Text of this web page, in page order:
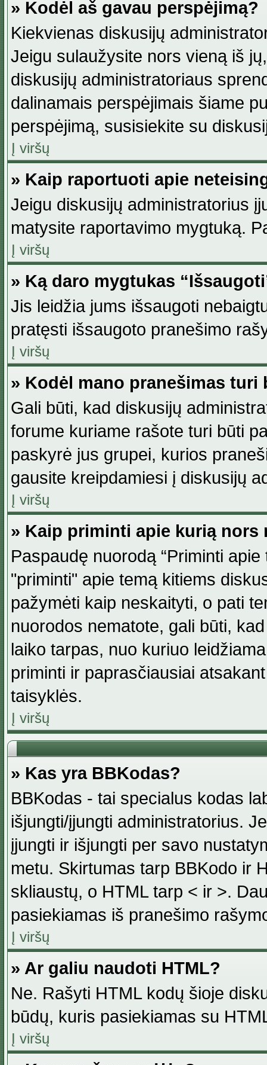
» Kodėl aš gavau perspėjimą?
Kiekvienas diskusijų
Jeigu sulaužysite nors vieną iš
diskusijų administratoriaus
dalinamais perspėjimais šiame
perspėjimą, susisiekite su
Į viršų
» Kaip raportuoti apie
Jeigu diskusijų administratorius
matysite raportavimo mygtuką.
Į viršų
» Ką daro mygtukas
Jis leidžia jums išsaugoti
pratęsti išsaugoto pranešimo
Į viršų
» Kodėl mano pranešimas
Gali būti, kad diskusijų
forume kuriame rašote turi būti
paskyrė jus grupei, kurios
gausite kreipdamiesi į diskusijų
Į viršų
» Kaip priminti apie kurią nors
Paspaudę nuorodą “Priminti
"priminti" apie temą kitiems
pažymėti kaip neskaityti, o pati
nuorodos nematote, gali būti,
laiko tarpas, nuo kuriuo
priminti ir paprasčiausiai
taisyklės.
Į viršų
» Kas yra BBKodas?
BBKodas - tai specialus kodas
išjungti/įjungti administratorius.
įjungti ir išjungti per savo
metu. Skirtumas tarp BBKodo ir
skliaustų, o HTML tarp < ir >.
pasiekiamas iš pranešimo
Į viršų
» Ar galiu naudoti HTML?
Ne. Rašyti HTML kodų šioje
būdų, kuris pasiekiamas su
Į viršų